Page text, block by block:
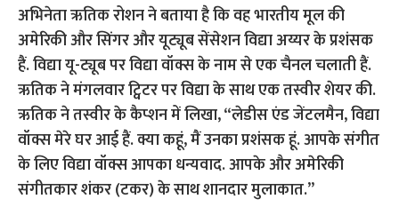
अभिनेता ऋतिक रोशन ने बताया है कि वह भारतीय मूल की
अमेरिकी और सिंगर और यूट्यूब सेंसेशन विद्या अय्यर के प्रशंसक
हैं. विद्या यू-ट्यूब पर विद्या वॉक्स के नाम से एक चैनल चलाती हैं.
ऋतिक ने मंगलवार ट्विटर पर विद्या के साथ एक तस्वीर शेयर की.
ऋतिक ने तस्वीर के कैप्शन में लिखा, “लेडीस एंड जेंटलमैन, विद्या
वॉक्स मेरे घर आई हैं. क्या कहूं, मैं उनका प्रशंसक हूं. आपके संगीत
के लिए विद्या वॉक्स आपका धन्यवाद. आपके और अमेरिकी
संगीतकार शंकर (टकर) के साथ शानदार मुलाकात.”